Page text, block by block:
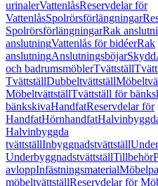
urinalerVattenlåsReservdelar för
VattenlåsSpolrörsförlängningar
SpolrörsförlängningarRak
anslutningVattenlås för bidéerRak
anslutningAnslutningsböjarSkydd
och badrumsmöblerTvättställ
TvättställDubbeltvättställ
MöbeltvättställTvättställ för
bänkskivaHandfatReservdelar för
HandfatHörnhandfat
Halvinbyggda
tvättställInbyggnadstvättställ
UnderbyggnadstvättställTillbehör
avloppInfästningsmaterial
möbeltvättställReservdelar för